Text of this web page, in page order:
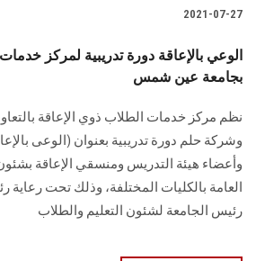
2021-07-27
الوعي بالإعاقة دورة تدريبية لمركز
بجامعة عين شمس
نظم مركز خدمات الطلاب ذوي الإعاقة
وشركة حلم دورة تدريبية بعنوان (الوعى
وأعضاء هيئة التدريس ومنسقي الإعاقة
العامة بالكليات المختلفة، وذلك تحت رعاية
رئيس الجامعة لشئون التعليم والطلاب